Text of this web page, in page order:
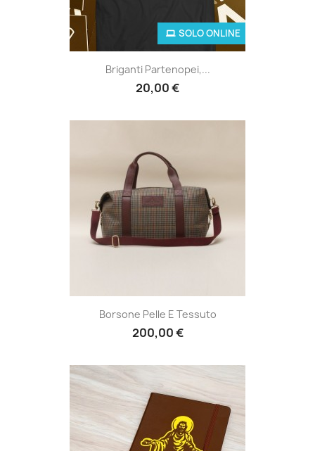
Briganti Partenopei,...
20,00 €
SOLO ONLINE
Borsone Pelle E Tessuto
200,00 €